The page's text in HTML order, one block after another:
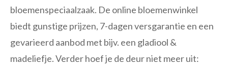
bloemenspeciaalzaak. De online bloemenwinkel
biedt gunstige prijzen, 7-dagen versgarantie en een
gevarieerd aanbod met bijv. een gladiool &
madeliefje. Verder hoef je de deur niet meer uit: